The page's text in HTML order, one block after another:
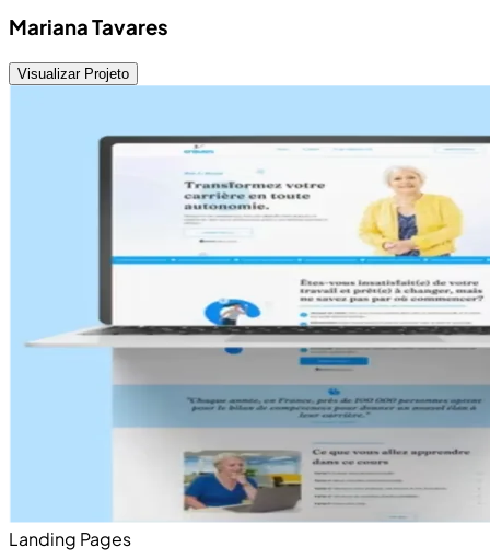
Mariana Tavares
Visualizar Projeto
Landing Pages